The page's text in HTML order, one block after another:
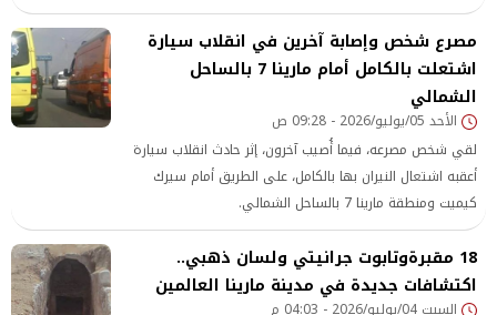
والساحل الشمالي، بهدف التأكد من التزامها بالاشتراطات
الصحية
مصرع شخص وإصابة آخرين في انقلاب سيارة
اشتعلت بالكامل أمام مارينا 7 بالساحل
الشمالي
الأحد 05/يوليو/2026 - 09:28 ص
لقي شخص مصرعه، فيما أُصيب آخرون، إثر حادث انقلاب سيارة
أعقبه اشتعال النيران بها بالكامل، على الطريق أمام سيرك
كيميت ومنطقة مارينا 7 بالساحل الشمالي.
18 مقبرةوتابوت جرانيتي ولسان ذهبي..
اكتشافات جديدة في مدينة مارينا العالمين
السبت 04/يوليو/2026 - 04:03 م